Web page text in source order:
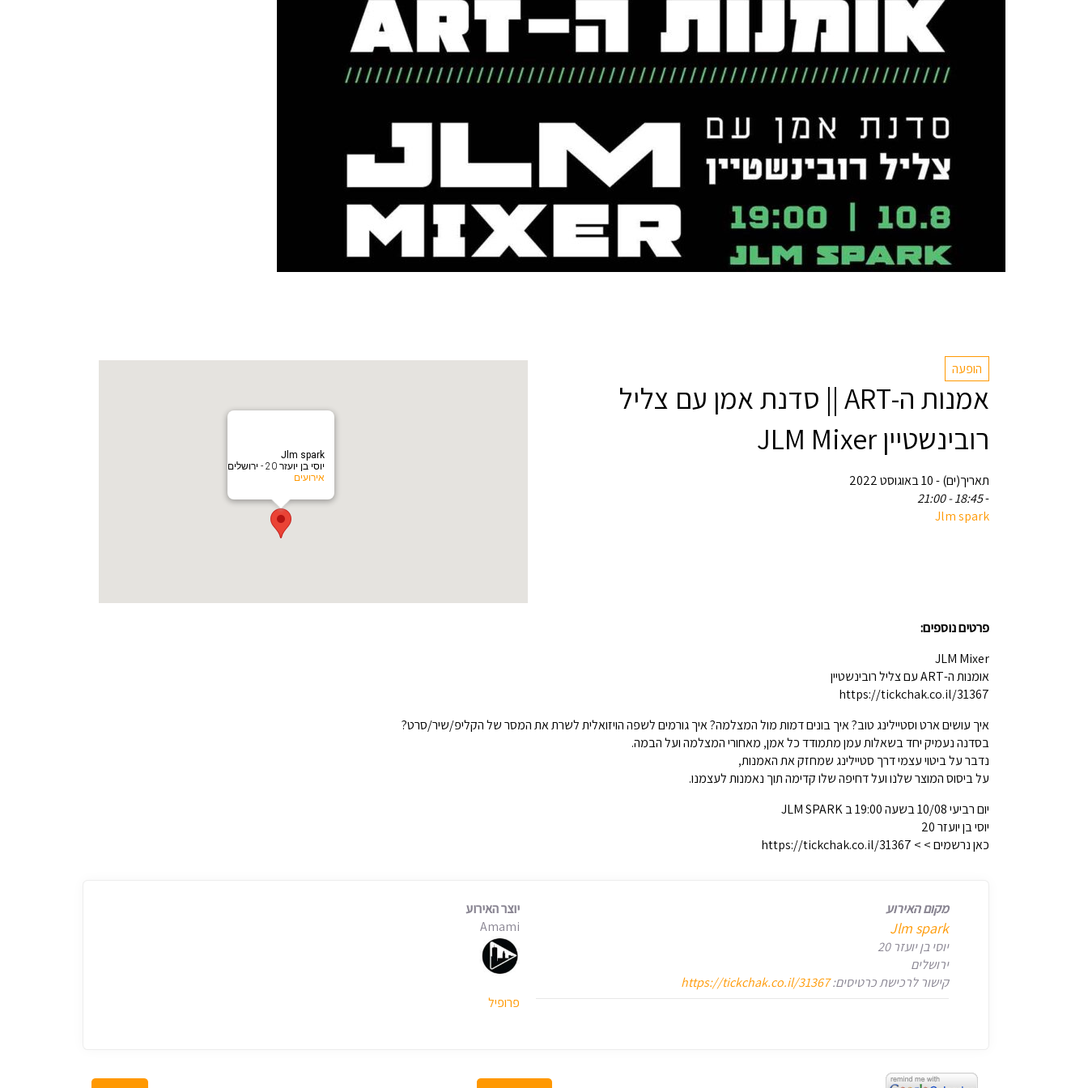
הופעה
אמנות ה-ART || סדנת אמן עם צליל
רובינשטיין JLM Mixer
תאריך(ים) - 10 באוגוסט 2022
-
18:45 - 21:00
Jlm spark
Jlm spark
יוסי בן יועזר 20 - ירושלים
אירועים
פרטים נוספים:
JLM Mixer
אומנות ה-ART עם צליל רובינשטיין
https://tickchak.co.il/31367
איך עושים ארט וסטיילינג טוב? איך בונים דמות מול המצלמה? איך גורמים לשפה הויזואלית לשרת את המסר של הקליפ/שיר/סרט?
בסדנה נעמיק יחד בשאלות עמן מתמודד כל אמן, מאחורי המצלמה ועל הבמה.
נדבר על ביטוי עצמי דרך סטיילינג שמחזק את האמנות,
על ביסוס המוצר שלנו ועל דחיפה שלו קדימה תוך נאמנות לעצמנו.
יום רביעי 10/08 בשעה 19:00 ב JLM SPARK
יוסי בן יועזר 20
כאן נרשמים > > https://tickchak.co.il/31367
מקום האירוע
Jlm spark
יוסי בן יועזר 20
ירושלים
קישור לרכישת כרטיסים:https://tickchak.co.il/31367
יוצר האירוע
Amami
פרופיל